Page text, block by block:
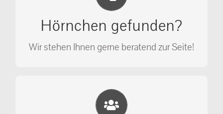
Hörnchen gefunden?
Wir stehen Ihnen gerne beratend zur Seite!
Ihr Anruf kann Leben retten!
Eichhörnchen Schutz e.V.